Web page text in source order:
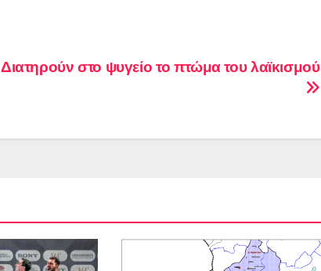
Διατηρούν στο ψυγείο το πτώμα του λαϊκισμού